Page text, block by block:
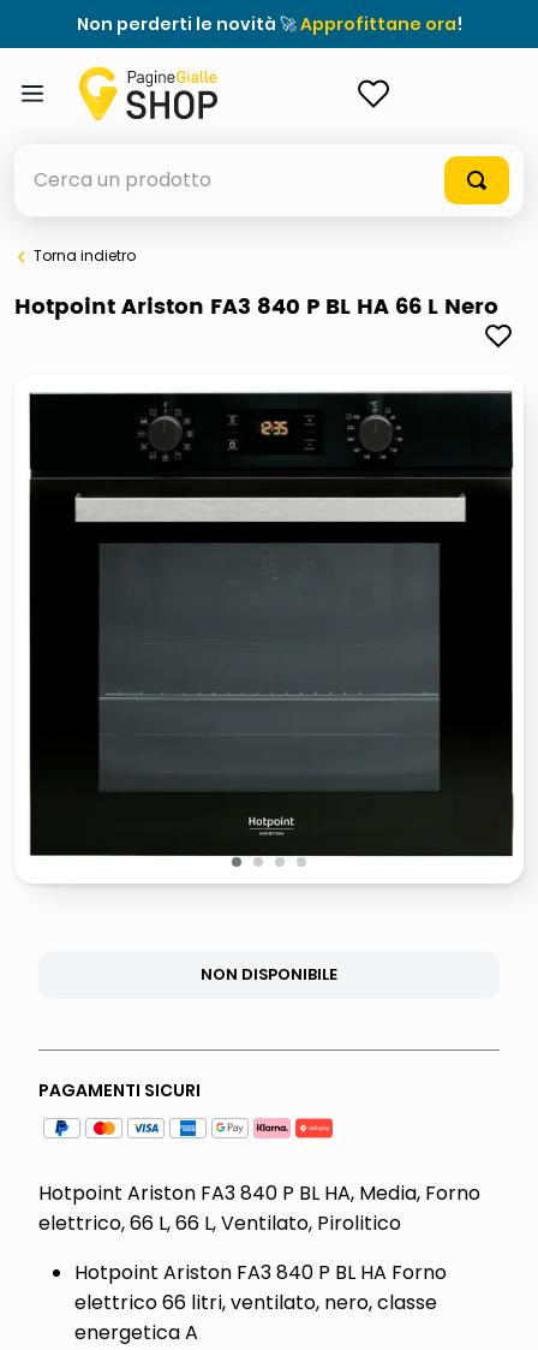
Non perderti le novità 🚀Approfittane ora!
elenchi telefonici
lucidatrice pavimenti
Torna indietro
Hotpoint Ariston FA3 840 P BL HA 66 L Nero
1 2 3 4
NON DISPONIBILE
PAGAMENTI SICURI
Hotpoint Ariston FA3 840 P BL HA, Media, Forno
elettrico, 66 L, 66 L, Ventilato, Pirolitico
Hotpoint Ariston FA3 840 P BL HA Forno
elettrico 66 litri, ventilato, nero, classe
energetica A